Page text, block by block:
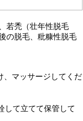
若禿（壮年性脱毛
の脱毛、粃糠性脱毛
、マッサージしてくだ
して立てて保管して